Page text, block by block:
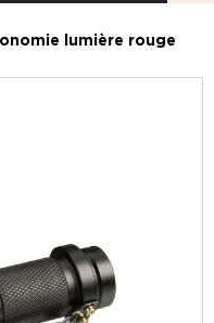
lumière rouge